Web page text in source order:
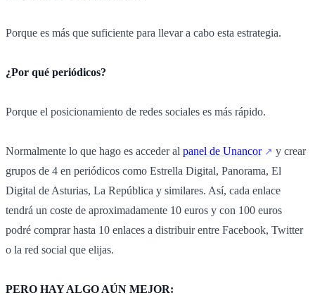
Porque es más que suficiente para llevar a cabo esta estrategia.
¿Por qué periódicos?
Porque el posicionamiento de redes sociales es más rápido.
Normalmente lo que hago es acceder al panel de Unancor
y crear
grupos de 4 en periódicos como Estrella Digital, Panorama, El
Digital de Asturias, La República y similares. Así, cada enlace
tendrá un coste de aproximadamente 10 euros y con 100 euros
podré comprar hasta 10 enlaces a distribuir entre Facebook, Twitter
o la red social que elijas.
PERO HAY ALGO AÚN MEJOR: